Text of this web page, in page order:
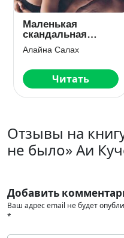
Маленькая
скандальная
история
Алайна Салах
Читать
Отзывы на
не было» Аи
Добавить
Ваш адрес email не будет
*